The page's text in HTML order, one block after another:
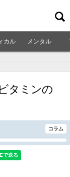
カル メンタル
タミンの
コラム